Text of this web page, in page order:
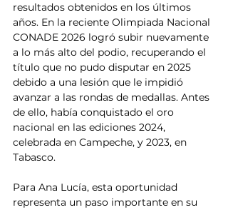
resultados obtenidos en los últimos
años. En la reciente Olimpiada Nacional
CONADE 2026 logró subir nuevamente
a lo más alto del podio, recuperando el
título que no pudo disputar en 2025
debido a una lesión que le impidió
avanzar a las rondas de medallas. Antes
de ello, había conquistado el oro
nacional en las ediciones 2024,
celebrada en Campeche, y 2023, en
Tabasco.
Para Ana Lucía, esta oportunidad
representa un paso importante en su